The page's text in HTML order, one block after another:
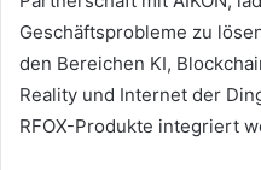
Geschäftsprobleme zu
den Bereichen KI,
Reality und Internet der
RFOX-Produkte integriert